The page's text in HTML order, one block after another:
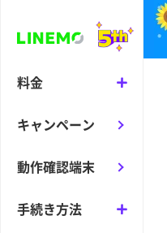
料金
キャンペーン
動作確認端末
手続き方法